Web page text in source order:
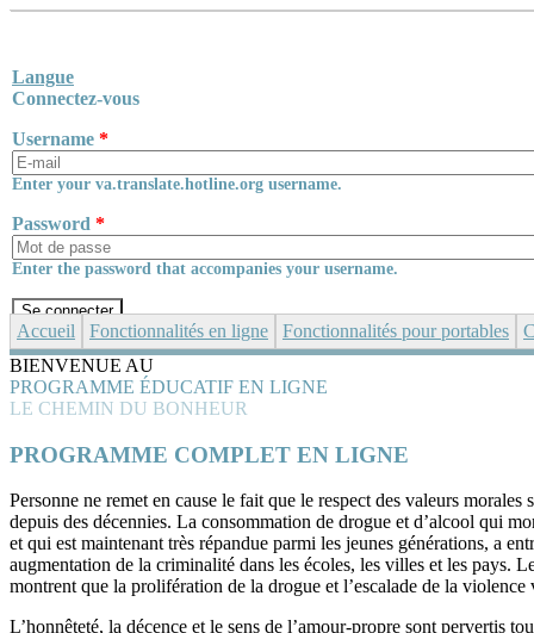
Langue
Connectez-vous
Username *
Enter your va.translate.hotline.org username.
Password *
Enter the password that accompanies your username.
Accueil Fonctionnalités en ligne Fonctionnalités pour portables
BIENVENUE AU
PROGRAMME ÉDUCATIF EN LIGNE
LE CHEMIN DU BONHEUR
PROGRAMME COMPLET EN LIGNE
Personne ne remet en cause le fait que le respect des valeurs morales
depuis des décennies. La consommation de drogue et d’alcool qui
et qui est maintenant très répandue parmi les jeunes générations, a
augmentation de la criminalité dans les écoles, les villes et les pays.
montrent que la prolifération de la drogue et l’escalade de la violence
L’honnêteté, la décence et le sens de l’amour-propre sont pervertis